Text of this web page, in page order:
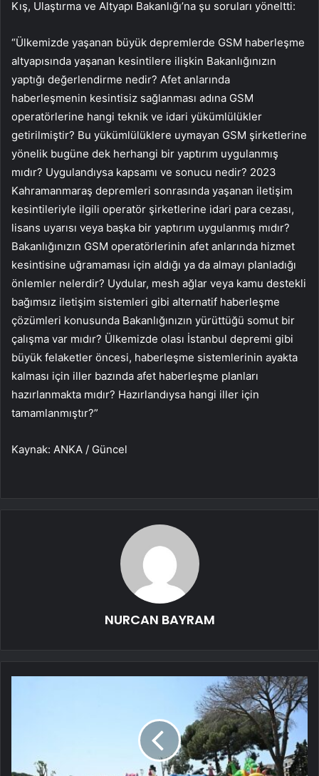
Kış, Ulaştırma ve Altyapı Bakanlığı’na şu soruları yöneltti:
“Ülkemizde yaşanan büyük depremlerde GSM haberleşme
altyapısında yaşanan kesintilere ilişkin Bakanlığınızın
yaptığı değerlendirme nedir? Afet anlarında
haberleşmenin kesintisiz sağlanması adına GSM
operatörlerine hangi teknik ve idari yükümlülükler
getirilmiştir? Bu yükümlülüklere uymayan GSM şirketlerine
yönelik bugüne dek herhangi bir yaptırım uygulanmış
mıdır? Uygulandıysa kapsamı ve sonucu nedir? 2023
Kahramanmaraş depremleri sonrasında yaşanan iletişim
kesintileriyle ilgili operatör şirketlerine idari para cezası,
lisans uyarısı veya başka bir yaptırım uygulanmış mıdır?
Bakanlığınızın GSM operatörlerinin afet anlarında hizmet
kesintisine uğramaması için aldığı ya da almayı planladığı
önlemler nelerdir? Uydular, mesh ağlar veya kamu destekli
bağımsız iletişim sistemleri gibi alternatif haberleşme
çözümleri konusunda Bakanlığınızın yürüttüğü somut bir
çalışma var mıdır? Ülkemizde olası İstanbul depremi gibi
büyük felaketler öncesi, haberleşme sistemlerinin ayakta
kalması için iller bazında afet haberleşme planları
hazırlanmakta mıdır? Hazırlandıysa hangi iller için
tamamlanmıştır?”
Kaynak: ANKA / Güncel
NURCAN BAYRAM